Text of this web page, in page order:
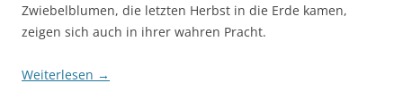
Zwiebelblumen, die letzten Herbst in die Erde kamen,
zeigen sich auch in ihrer wahren Pracht.
Weiterlesen →